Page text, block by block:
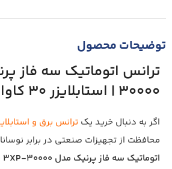
توضیحات محصول
30000 | استابلایزر 30 کاوا سه فاز
اگر به دنبال خرید یک ترانس برق و
محافظت از تجهیزات صنعتی در برابر
اتوماتیک سه فاز پرنیک مدل 3XP-30000